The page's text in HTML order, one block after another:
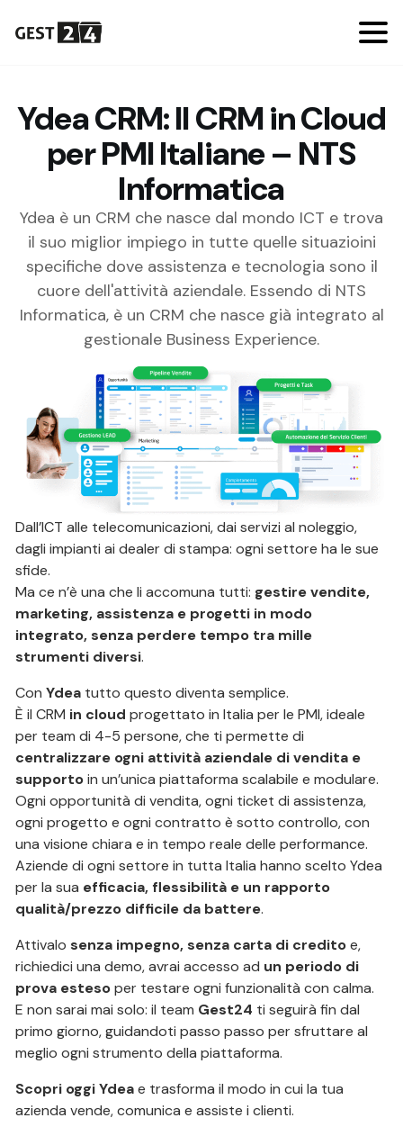
Ydea CRM: Il CRM in Cloud
per PMI Italiane – NTS
Informatica
Ydea è un CRM che nasce dal mondo ICT e trova
il suo miglior impiego in tutte quelle situazioini
specifiche dove assistenza e tecnologia sono il
cuore dell'attività aziendale. Essendo di NTS
Informatica, è un CRM che nasce già integrato al
gestionale Business Experience.
Dall’ICT alle telecomunicazioni, dai servizi al noleggio,
dagli impianti ai dealer di stampa: ogni settore ha le sue
sfide.
Ma ce n’è una che li accomuna tutti: gestire vendite,
marketing, assistenza e progetti in modo
integrato, senza perdere tempo tra mille
strumenti diversi.
ConYdea tutto questo diventa semplice.
È il CRM in cloud progettato in Italia per le PMI, ideale
per team di 4-5 persone, che ti permette di
centralizzare ogni attività aziendale di vendita e
supportoin un’unica piattaforma scalabile e modulare.
Ogni opportunità di vendita, ogni ticket di assistenza,
ogni progetto e ogni contratto è sotto controllo, con
una visione chiara e in tempo reale delle performance.
Aziende di ogni settore in tutta Italia hanno scelto Ydea
per la sua efficacia, flessibilità e un rapporto
qualità/prezzo difficile da battere.
Attivalosenza impegno, senza carta di creditoe,
richiedici una demo, avrai accesso ad un periodo di
prova estesoper testare ogni funzionalità con calma.
E non sarai mai solo: il team Gest24 ti seguirà fin dal
primo giorno, guidandoti passo passo per sfruttare al
meglio ogni strumento della piattaforma.
Scopri oggi Ydeae trasforma il modo in cui la tua
azienda vende, comunica e assiste i clienti.